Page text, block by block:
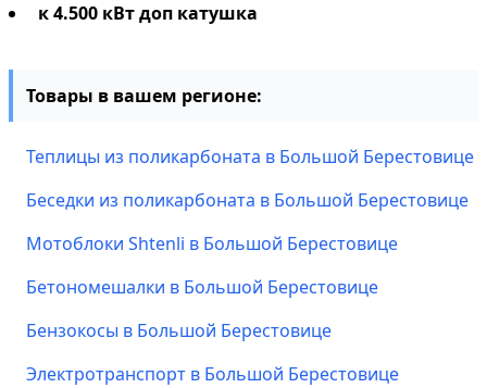
к 4.500 кВт доп катушка
Товары в вашем регионе:
Теплицы из поликарбоната в Большой Берестовице
Беседки из поликарбоната в Большой Берестовице
Мотоблоки Shtenli в Большой Берестовице
Бетономешалки в Большой Берестовице
Бензокосы в Большой Берестовице
Электротранспорт в Большой Берестовице